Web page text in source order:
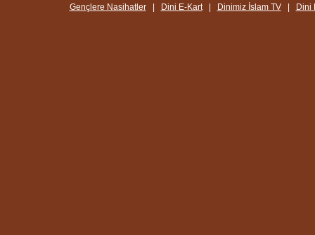
Gençlere Nasihatler| Dini E-Kart| Dinimiz İslam TV| Dini